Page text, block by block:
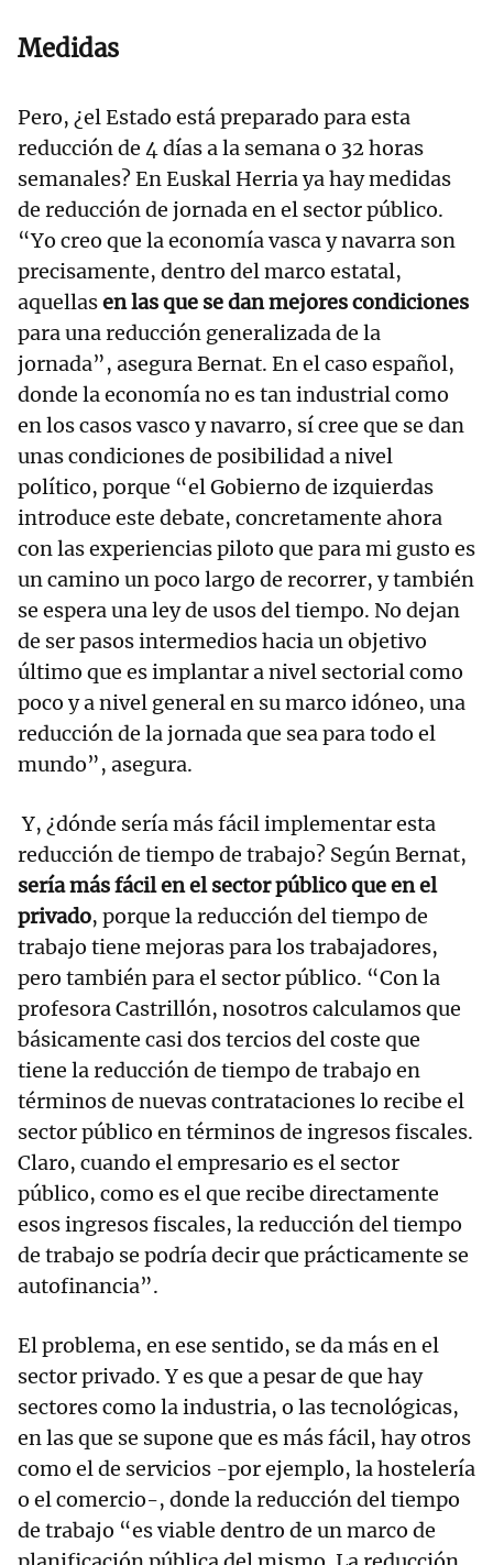
Medidas
Pero, ¿el Estado está preparado para esta
reducción de 4 días a la semana o 32 horas
semanales? En Euskal Herria ya hay medidas
de reducción de jornada en el sector público.
“Yo creo que la economía vasca y navarra son
precisamente, dentro del marco estatal,
aquellasen las que se dan mejores condiciones
para una reducción generalizada de la
jornada”, asegura Bernat. En el caso español,
donde la economía no es tan industrial como
en los casos vasco y navarro, sí cree que se dan
unas condiciones de posibilidad a nivel
político, porque “el Gobierno de izquierdas
introduce este debate, concretamente ahora
con las experiencias piloto que para mi gusto es
un camino un poco largo de recorrer, y también
se espera una ley de usos del tiempo. No dejan
de ser pasos intermedios hacia un objetivo
último que es implantar a nivel sectorial como
poco y a nivel general en su marco idóneo, una
reducción de la jornada que sea para todo el
mundo”, asegura.
Y, ¿dónde sería más fácil implementar esta
reducción de tiempo de trabajo? Según Bernat,
sería más fácil en el sector público que en el
privado, porque la reducción del tiempo de
trabajo tiene mejoras para los trabajadores,
pero también para el sector público. “Con la
profesora Castrillón, nosotros calculamos que
básicamente casi dos tercios del coste que
tiene la reducción de tiempo de trabajo en
términos de nuevas contrataciones lo recibe el
sector público en términos de ingresos fiscales.
Claro, cuando el empresario es el sector
público, como es el que recibe directamente
esos ingresos fiscales, la reducción del tiempo
de trabajo se podría decir que prácticamente se
autofinancia”.
El problema, en ese sentido, se da más en el
sector privado. Y es que a pesar de que hay
sectores como la industria, o las tecnológicas,
en las que se supone que es más fácil, hay otros
como el de servicios -por ejemplo, la hostelería
o el comercio-, donde la reducción del tiempo
de trabajo “es viable dentro de un marco de